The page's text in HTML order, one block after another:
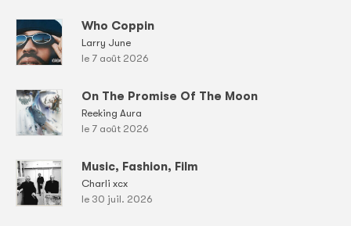
Who Coppin
Larry June
le 7 août 2026
On The Promise Of The Moon
Reeking Aura
le 7 août 2026
Music, Fashion, Film
Charli xcx
le 30 juil. 2026